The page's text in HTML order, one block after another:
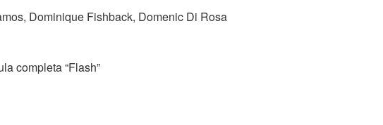
Dominique Fishback, Domenic Di Rosa
completa “Flash”